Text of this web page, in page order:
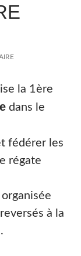
la 1ère
dans le
fédérer les
régate
à la